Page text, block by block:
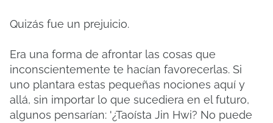
Quizás fue un prejuicio.
Era una forma de afrontar las cosas que
inconscientemente te hacían favorecerlas. Si
uno plantara estas pequeñas nociones aquí y
allá, sin importar lo que sucediera en el futuro,
algunos pensarían: '¿Taoísta Jin Hwi? No puede